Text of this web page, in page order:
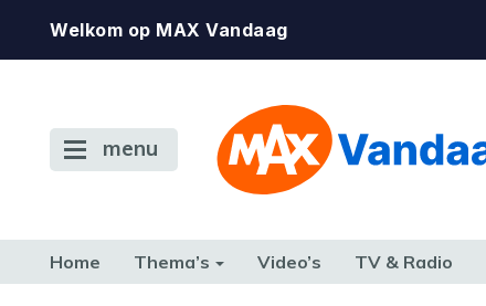
Welkom op MAX Vandaag
menu
Home Thema’s Video’s TV & Radio